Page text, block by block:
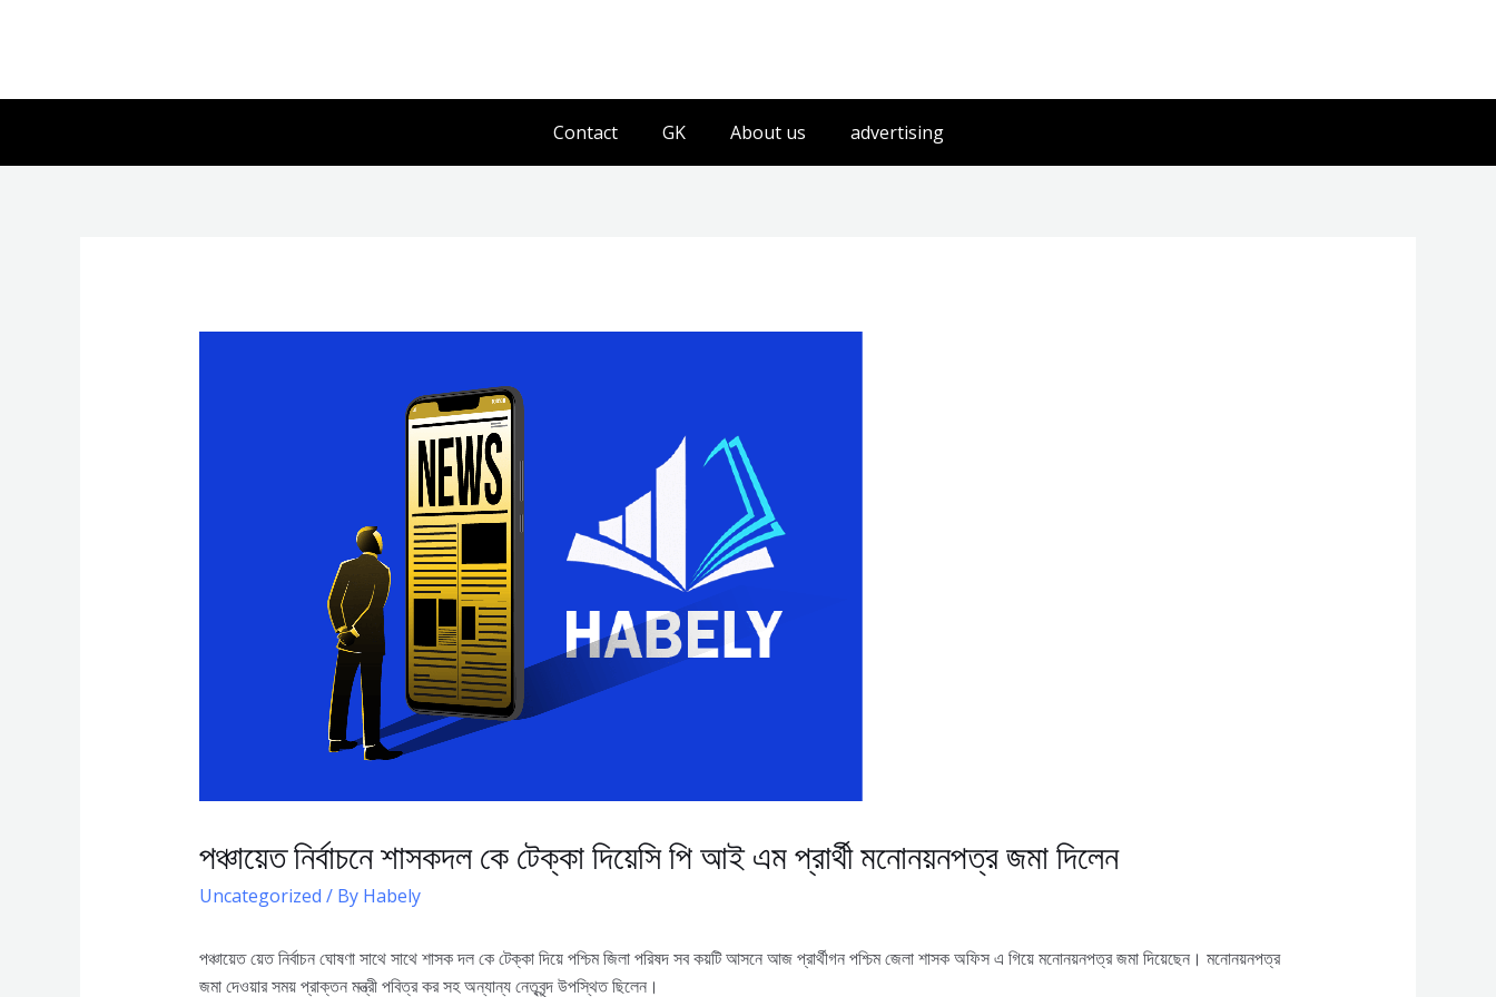
Contact GK About us advertising
পঞ্চায়েত নির্বাচনে শাসকদল কে টেক্কা দিয়েসি পি আই এম প্রার্থী মনোনয়নপত্র জমা দিলেন
Uncategorized / By Habely
পঞ্চায়েত য়েত নির্বাচন ঘোষণা সাথে সাথে শাসক দল কে টেক্কা দিয়ে পশ্চিম জিলা পরিষদ সব কয়টি আসনে আজ প্রার্থীগন পশ্চিম জেলা শাসক‌ অফিস এ গিয়ে মনোনয়নপত্র জমা দিয়েছেন। মনোনয়নপত্র
জমা দেওয়ার সময় প্রাক্তন মন্ত্রী পবিত্র কর সহ অন্যান্য নেতৃবৃন্দ উপস্থিত ছিলেন।